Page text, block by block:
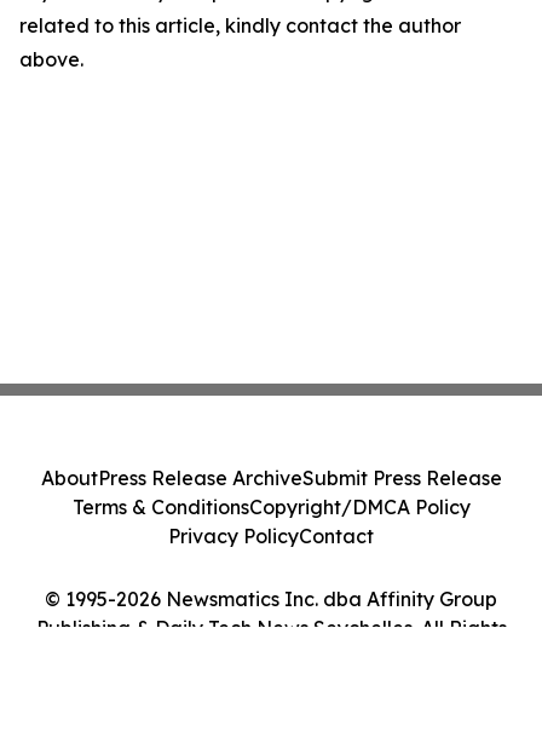
related to this article, kindly contact the author
above.
© 1995-2026 Newsmatics Inc. dba Affinity Group
Publishing & Daily Tech News Seychelles. All Rights
AboutPress Release ArchiveSubmit Press Release
Terms & ConditionsCopyright/DMCA Policy
Privacy PolicyContact